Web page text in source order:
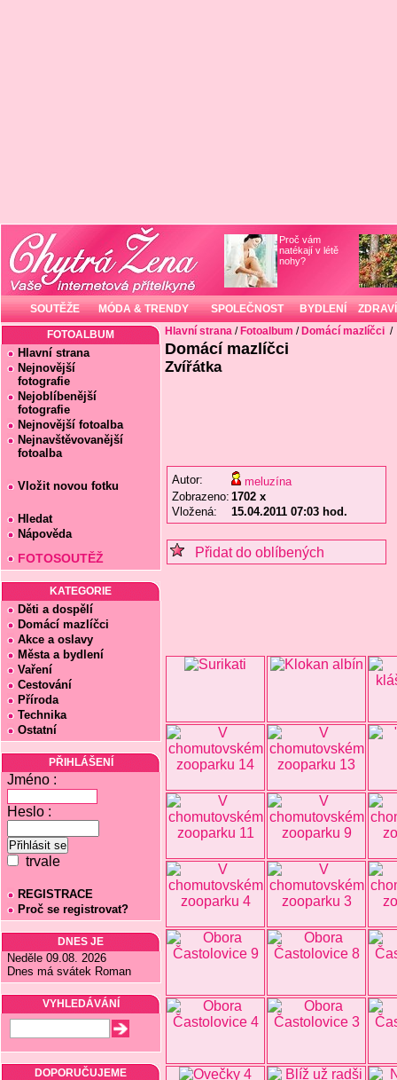
Proč vám
natékají v létě
nohy?
SOUTĚŽE MÓDA & TRENDY SPOLEČNOST BYDLENÍ ZDRAVÍ
FOTOALBUM
Hlavní strana
Nejnovější
fotografie
Nejoblíbenější
fotografie
Nejnovější fotoalba
Nejnavštěvovanější
fotoalba
Vložit novou fotku
Hledat
Nápověda
FOTOSOUTĚŽ
KATEGORIE
Děti a dospělí
Domácí mazlíčci
Akce a oslavy
Města a bydlení
Vaření
Cestování
Příroda
Technika
Ostatní
PŘIHLÁŠENÍ
Jméno :
Heslo :
trvale
REGISTRACE
Proč se registrovat?
DNES JE
Neděle 09.08. 2026
Dnes má svátek Roman
VYHLEDÁVÁNÍ
DOPORUČUJEME
Hlavní strana / Fotoalbum / Domácí mazlíčci /
Domácí mazlíčci
Zvířátka
Autor:
meluzína
Zobrazeno: 1702 x
Vložená:
15.04.2011 07:03 hod.
Přidat do oblíbených